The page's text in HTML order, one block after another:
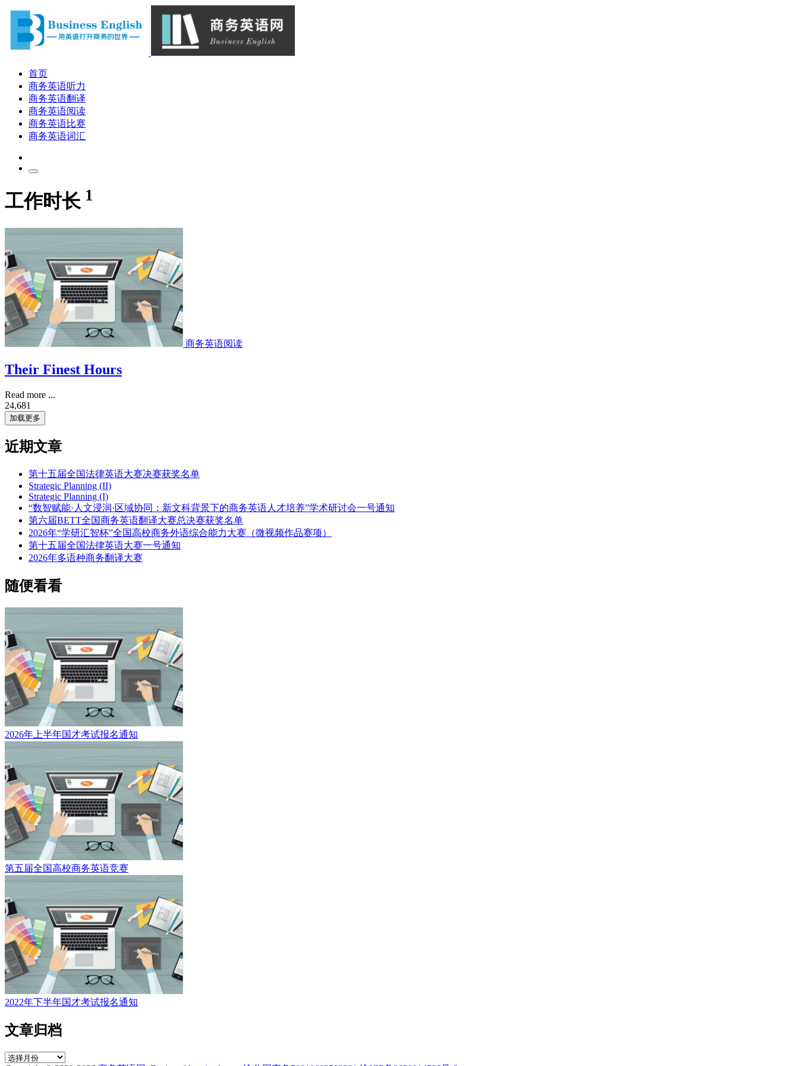
首页
商务英语听力
商务英语翻译
商务英语阅读
商务英语比赛
商务英语词汇
工作时长 1
商务英语阅读
Their Finest Hours
Read more ...
24,681
加载更多
近期文章
第十五届全国法律英语大赛决赛获奖名单
Strategic Planning (II)
Strategic Planning (I)
“数智赋能·人文浸润·区域协同：新文科背景下的商务英语人才培养”学术研讨会一号通知
第六届BETT全国商务英语翻译大赛总决赛获奖名单
2026年“学研汇智杯”全国高校商务外语综合能力大赛（微视频作品赛项）
第十五届全国法律英语大赛一号通知
2026年多语种商务翻译大赛
随便看看
2026年上半年国才考试报名通知
第五届全国高校商务英语竞赛
2022年下半年国才考试报名通知
文章归档
文